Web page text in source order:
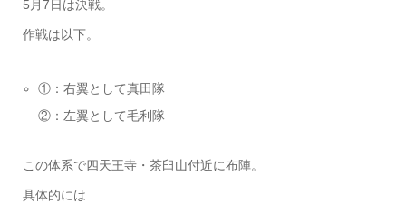
5月7日は決戦。
作戦は以下。
①：右翼として真田隊
②：左翼として毛利隊
この体系で四天王寺・茶臼山付近に布陣。
具体的には